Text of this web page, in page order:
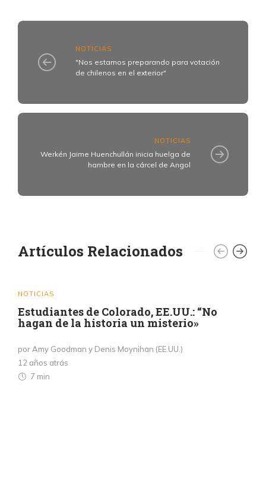
NOTICIAS
"Nos estamos preparando para votación
de chilenos en el exterior"
NOTICIAS
Werkén Jaime Huenchullán inicia huelga de
hambre en la cárcel de Angol
Artículos Relacionados
NOTICIAS
Estudiantes de Colorado, EE.UU.: “No
hagan de la historia un misterio»
por Amy Goodman y Denis Moynihan (EE.UU.)
12 años atrás
7 min